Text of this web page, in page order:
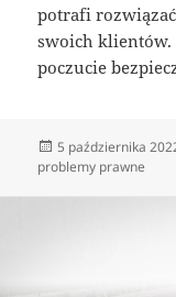
potrafi
swoich klientów.
poczucie
Data
publikacji
5 października
problemy prawne